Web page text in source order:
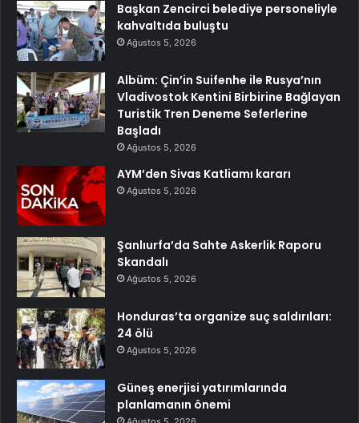
Başkan Zencirci belediye personeliyle
kahvaltıda buluştu
Ağustos 5, 2026
Albüm: Çin’in Suifenhe ile Rusya’nın
Vladivostok Kentini Birbirine Bağlayan
Turistik Tren Deneme Seferlerine
Başladı
Ağustos 5, 2026
AYM’den Sivas Katliamı kararı
Ağustos 5, 2026
Şanlıurfa’da Sahte Askerlik Raporu
Skandalı
Ağustos 5, 2026
Honduras’ta organize suç saldırıları:
24 ölü
Ağustos 5, 2026
Güneş enerjisi yatırımlarında
planlamanın önemi